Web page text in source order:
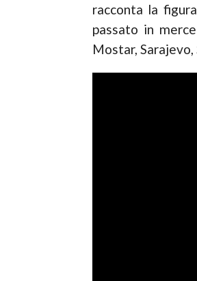
racconta la
passato in
Mostar,